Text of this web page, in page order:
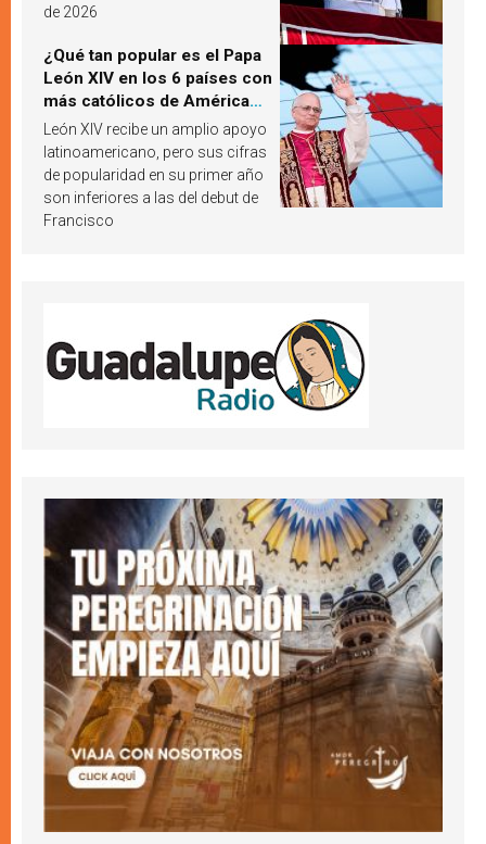
de 2026
¿Qué tan popular es el Papa
León XIV en los 6 países con
más católicos de América
Latina en 2026? Publican
resultados de investigación
León XIV recibe un amplio apoyo
latinoamericano, pero sus cifras
de popularidad en su primer año
son inferiores a las del debut de
Francisco